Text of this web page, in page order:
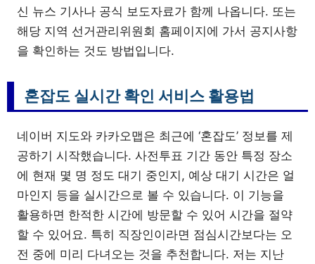
신 뉴스 기사나 공식 보도자료가 함께 나옵니다. 또는
해당 지역 선거관리위원회 홈페이지에 가서 공지사항
을 확인하는 것도 방법입니다.
혼잡도 실시간 확인 서비스 활용법
네이버 지도와 카카오맵은 최근에 ‘혼잡도’ 정보를 제
공하기 시작했습니다. 사전투표 기간 동안 특정 장소
에 현재 몇 명 정도 대기 중인지, 예상 대기 시간은 얼
마인지 등을 실시간으로 볼 수 있습니다. 이 기능을
활용하면 한적한 시간에 방문할 수 있어 시간을 절약
할 수 있어요. 특히 직장인이라면 점심시간보다는 오
전 중에 미리 다녀오는 것을 추천합니다. 저는 지난